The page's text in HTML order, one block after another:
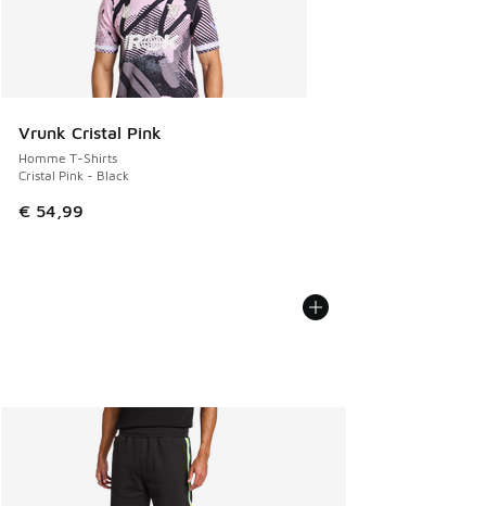
Vrunk Cristal Pink
Homme T-Shirts
Cristal Pink - Black
€ 54,99